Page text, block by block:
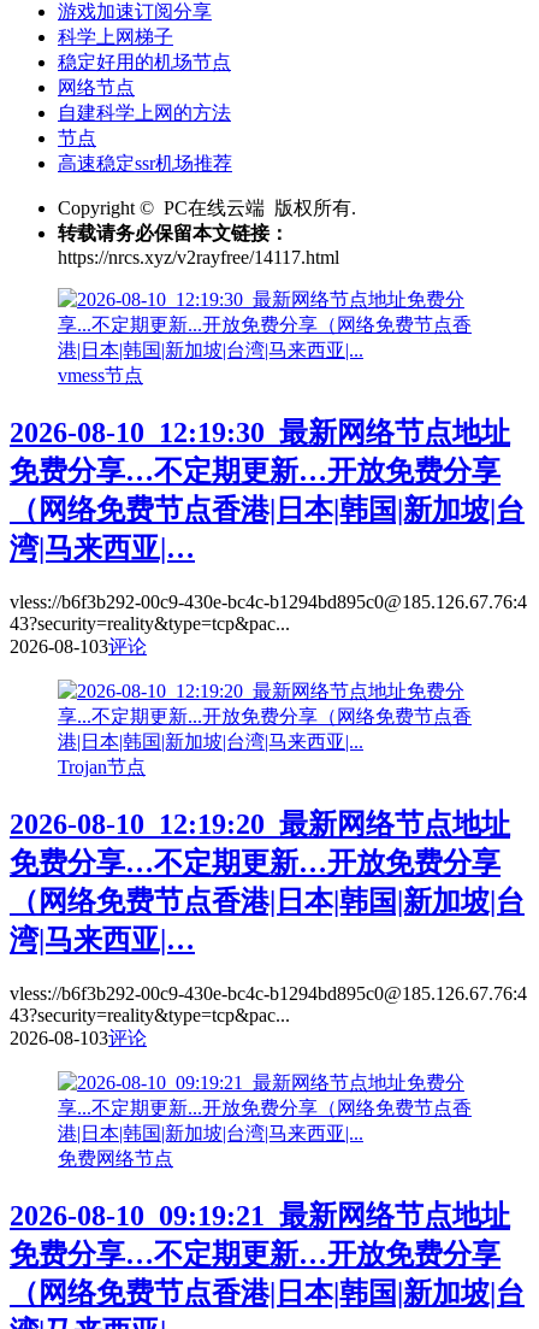
游戏加速订阅分享
科学上网梯子
稳定好用的机场节点
网络节点
自建科学上网的方法
节点
高速稳定ssr机场推荐
Copyright © PC在线云端 版权所有.
转载请务必保留本文链接：
https://nrcs.xyz/v2rayfree/14117.html
vmess节点
2026-08-10_12:19:30_最新网络节点地址
免费分享…不定期更新…开放免费分享
（网络免费节点香港|日本|韩国|新加坡|台
湾|马来西亚|…
vless://b6f3b292-00c9-430e-bc4c-b1294bd895c0@185.126.67.76:4
43?security=reality&type=tcp&pac...
2026-08-103评论
Trojan节点
2026-08-10_12:19:20_最新网络节点地址
免费分享…不定期更新…开放免费分享
（网络免费节点香港|日本|韩国|新加坡|台
湾|马来西亚|…
vless://b6f3b292-00c9-430e-bc4c-b1294bd895c0@185.126.67.76:4
43?security=reality&type=tcp&pac...
2026-08-103评论
免费网络节点
2026-08-10_09:19:21_最新网络节点地址
免费分享…不定期更新…开放免费分享
（网络免费节点香港|日本|韩国|新加坡|台